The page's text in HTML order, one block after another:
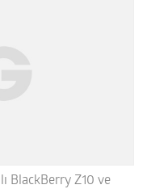
BlackBerry Z10 ve